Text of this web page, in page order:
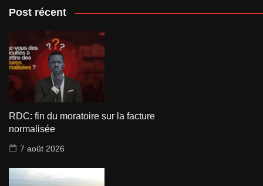
Post récent
RDC: fin du moratoire sur la facture
normalisée
7 août 2026